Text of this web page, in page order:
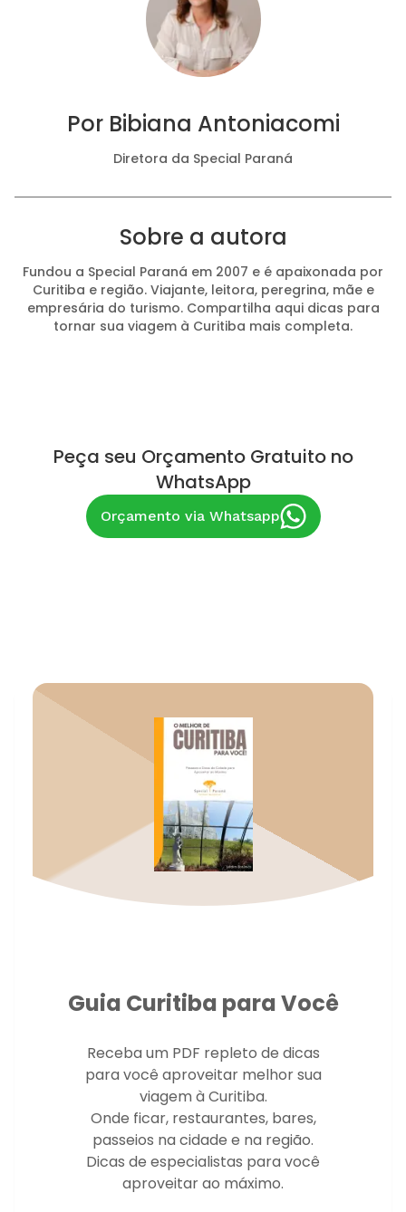
Por Bibiana Antoniacomi
Diretora da Special Paraná
Sobre a autora
Fundou a Special Paraná em 2007 e é apaixonada por
Curitiba e região. Viajante, leitora, peregrina, mãe e
empresária do turismo. Compartilha aqui dicas para
tornar sua viagem à Curitiba mais completa.
Peça seu Orçamento Gratuito no
WhatsApp
Orçamento via Whatsapp
Guia Curitiba para Você
Receba um PDF repleto de dicas
para você aproveitar melhor sua
viagem à Curitiba.
Onde ficar, restaurantes, bares,
passeios na cidade e na região.
Dicas de especialistas para você
aproveitar ao máximo.